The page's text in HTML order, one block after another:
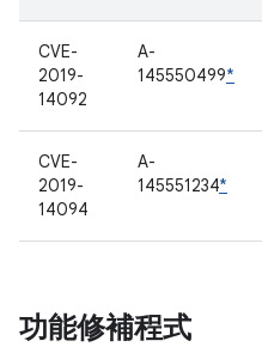
CVE-
2019-
14092
A-
145550499*
CVE-
2019-
14094
A-
145551234*
功能修補程式